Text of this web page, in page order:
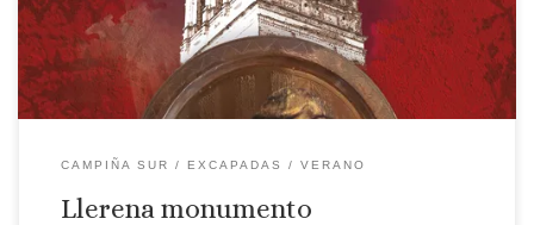
ofrecer en patios y espacios singulares de Llerena […]
CAMPIÑA SUR EXCAPADAS VERANO
Llerena monumento